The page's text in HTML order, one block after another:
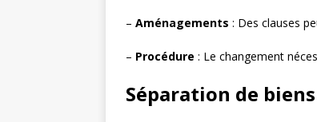
– Aménagements : Des clauses
– Procédure : Le changement
Séparation de